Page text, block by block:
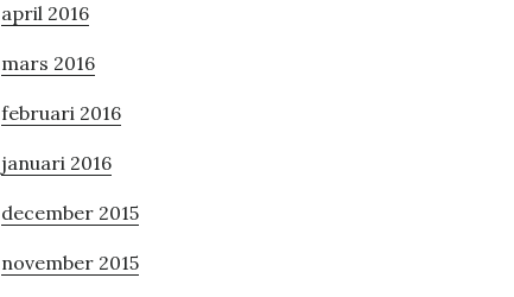
april 2016
mars 2016
februari 2016
januari 2016
december 2015
november 2015